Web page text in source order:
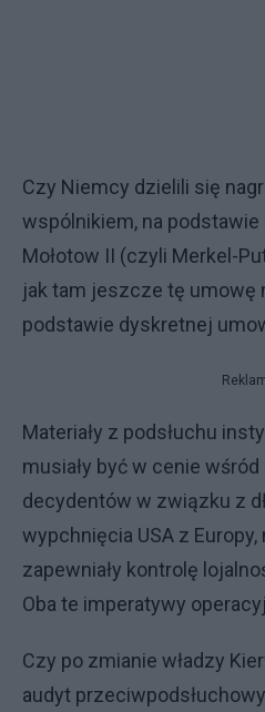
Czy Niemcy dzielili się
wspólnikiem, na podstawie
Mołotow II (czyli Merkel-
jak tam jeszcze tę umowę
podstawie dyskretnej
Materiały z podsłuchu
musiały być w cenie
decydentów w związku z
wypchnięcia USA z Europy,
zapewniały kontrolę
Oba te imperatywy
Czy po zmianie władzy
audyt